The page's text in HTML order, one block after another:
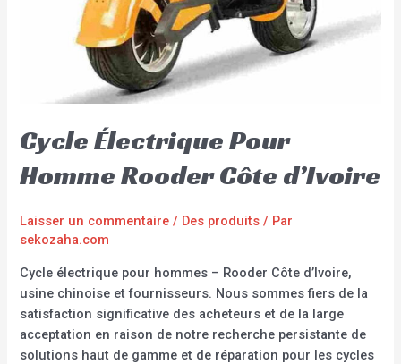
Cycle Électrique Pour
Homme Rooder Côte d’Ivoire
Laisser un commentaire / Des produits / Par
sekozaha.com
Cycle électrique pour hommes – Rooder Côte d’Ivoire,
usine chinoise et fournisseurs. Nous sommes fiers de la
satisfaction significative des acheteurs et de la large
acceptation en raison de notre recherche persistante de
solutions haut de gamme et de réparation pour les cycles